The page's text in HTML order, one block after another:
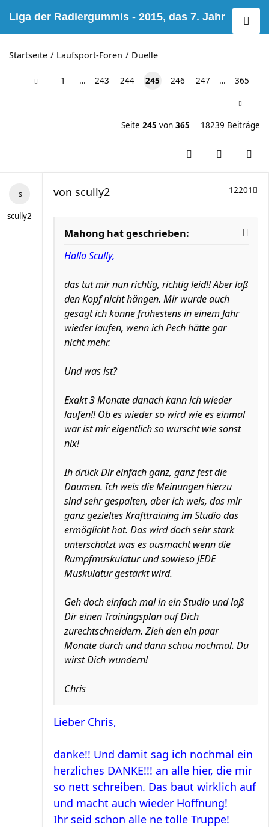
Liga der Radiergummis - 2015, das 7. Jahr
Startseite Laufsport-Foren Duelle
1 … 243 244 245 246 247 … 365
Seite 245 von 365 18239 Beiträge
scully2
12201
von scully2
Mahong hat geschrieben:
Hallo Scully,
das tut mir nun richtig, richtig leid!! Aber laß
den Kopf nicht hängen. Mir wurde auch
gesagt ich könne frühestens in einem Jahr
wieder laufen, wenn ich Pech hätte gar
nicht mehr.
Und was ist?
Exakt 3 Monate danach kann ich wieder
laufen!! Ob es wieder so wird wie es einmal
war ist mir eigentlich so wurscht wie sonst
nix!
Ih drück Dir einfach ganz, ganz fest die
Daumen. Ich weis die Meinungen hierzu
sind sehr gespalten, aber ich weis, das mir
ganz gezieltes Krafttraining im Studio das
ermöglicht hat. Das wird doch sehr stark
unterschätzt was es ausmacht wenn die
Rumpfmuskulatur und sowieso JEDE
Muskulatur gestärkt wird.
Geh doch einfach mal in ein Studio und laß
Dir einen Trainingsplan auf Dich
zurechtschneidern. Zieh den ein paar
Monate durch und dann schau nochmal. Du
wirst Dich wundern!
Chris
Lieber Chris,
danke!! Und damit sag ich nochmal ein
herzliches DANKE!!! an alle hier, die mir
so nett schreiben. Das baut wirklich auf
und macht auch wieder Hoffnung!
Ihr seid schon alle ne tolle Truppe!